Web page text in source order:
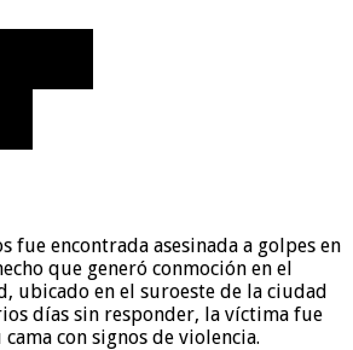
fue encontrada asesinada a golpes en
que generó conmoción en el
ubicado en el suroeste de la ciudad
días sin responder, la víctima fue
con signos de violencia.